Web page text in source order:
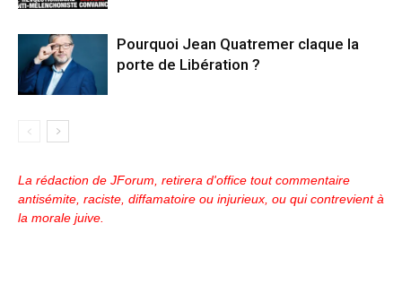
Pourquoi Jean Quatremer claque la
porte de Libération ?
La rédaction de JForum, retirera d'office tout commentaire
antisémite, raciste, diffamatoire ou injurieux, ou qui contrevient à
la morale juive.